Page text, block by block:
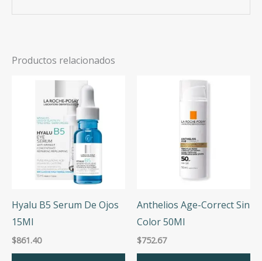
Productos relacionados
Hyalu B5 Serum De Ojos
15Ml
$861.40
Anthelios Age-Correct Sin
Color 50Ml
$752.67